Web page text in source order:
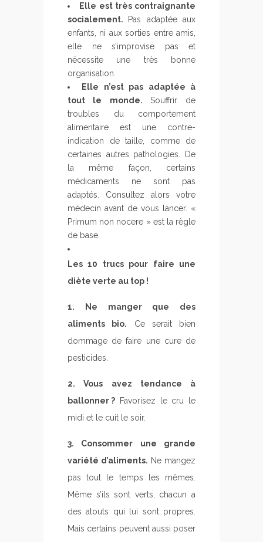
Elle est très contraignante
socialement.
Pas adaptée aux
enfants, ni aux sorties entre amis,
elle ne s’improvise pas et
nécessite une très bonne
organisation.
Elle n’est pas adaptée à
tout le monde. Souffrir de
troubles du comportement
alimentaire est une contre-
indication de taille, comme de
certaines autres pathologies. De
la même façon, certains
médicaments ne sont pas
adaptés. Consultez alors votre
médecin avant de vous lancer. «
Primum non nocere » est la règle
de base.
Les 10 trucs pour faire une
diète verte au top !
1. Ne manger que des
aliments bio. Ce serait bien
dommage de faire une cure de
pesticides.
2. Vous avez tendance à
ballonner ? Favorisez le cru le
midi et le cuit le soir.
3. Consommer une grande
variété d’aliments. Ne mangez
pas tout le temps les mêmes.
Même s’ils sont verts, chacun a
des atouts qui lui sont propres.
Mais certains peuvent aussi poser